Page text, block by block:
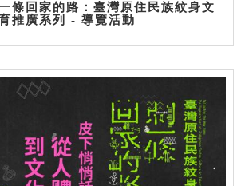
條回家的路：臺灣原住民族紋身文
推廣系列 - 導覽活動